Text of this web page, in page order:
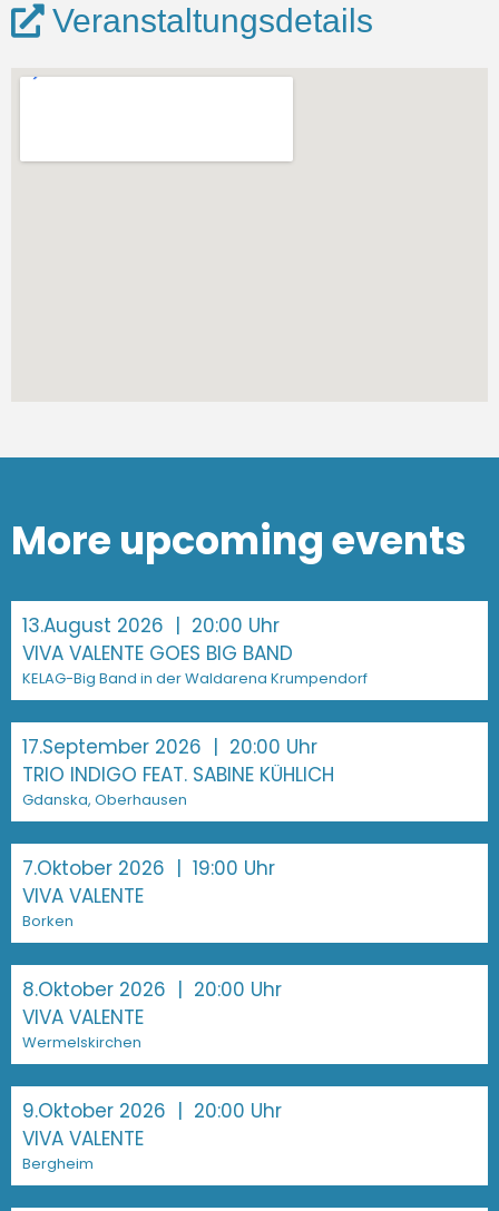
Veranstaltungsdetails
More upcoming events
13.August 2026 | 20:00 Uhr
VIVA VALENTE GOES BIG BAND
KELAG-Big Band in der Waldarena Krumpendorf
17.September 2026 | 20:00 Uhr
TRIO INDIGO FEAT. SABINE KÜHLICH
Gdanska, Oberhausen
7.Oktober 2026 | 19:00 Uhr
VIVA VALENTE
Borken
8.Oktober 2026 | 20:00 Uhr
VIVA VALENTE
Wermelskirchen
9.Oktober 2026 | 20:00 Uhr
VIVA VALENTE
Bergheim